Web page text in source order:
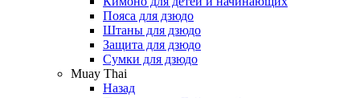
Пояса для дзюдо
Штаны для дзюдо
Защита для дзюдо
Сумки для дзюдо
Muay Thai
Назад